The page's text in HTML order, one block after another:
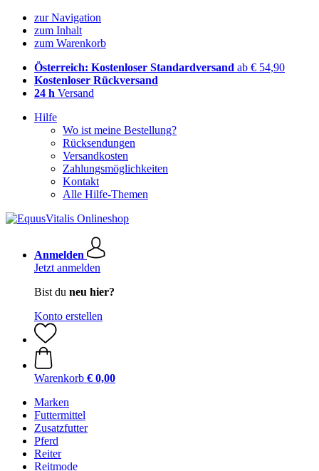
zur Navigation
zum Inhalt
zum Warenkorb
Österreich: Kostenloser Standardversand ab € 54,90
Kostenloser Rückversand
24 h Versand
Hilfe
Wo ist meine Bestellung?
Rücksendungen
Versandkosten
Zahlungsmöglichkeiten
Kontakt
Alle Hilfe-Themen
Anmelden
Jetzt anmelden
Bist du neu hier?
Konto erstellen
Warenkorb € 0,00
Marken
Futtermittel
Zusatzfutter
Pferd
Reiter
Reitmode